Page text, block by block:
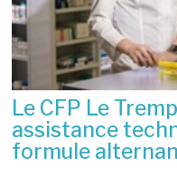
Le CFP Le
assistance
formule